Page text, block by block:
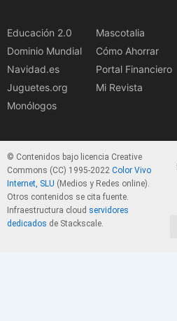
Educación 2.0
Dominio Mundial
Navidad.es
Juguetes.org
Monólogos
Mascotalia
Cómo Ahorrar
Portal Financiero
Mi Revista
© Contenidos bajo licencia Creative
Commons (CC) 1995-2022 Color Vivo
Internet, SLU (Medios y Redes online).
Otros contenidos se cita fuente.
Infraestructura cloud servidores
dedicados de Stackscale.